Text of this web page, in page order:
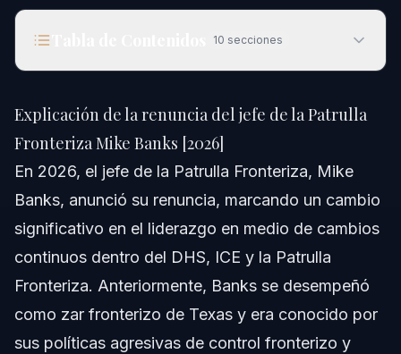
10 secciones
Respuesta rápida
Por qué renunció Mike Banks
El rol de Banks como zar fronterizo de Texas
Rotación de liderazgo en DHS, ICE y Patrulla
Fronteriza
Políticas implementadas durante el mandato de
Explicación de la renuncia del jefe de la Patrulla
Fronteriza Mike Banks [2026]
En 2026, el jefe de la Patrulla Fronteriza, Mike
Banks, anunció su renuncia, marcando un cambio
significativo en el liderazgo en medio de cambios
continuos dentro del DHS, ICE y la Patrulla
Fronteriza. Anteriormente, Banks se desempeñó
como zar fronterizo de Texas y era conocido por
sus políticas agresivas de control fronterizo y